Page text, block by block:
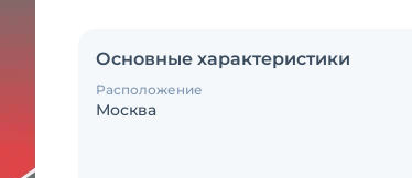
Основные характеристики
Расположение
Москва